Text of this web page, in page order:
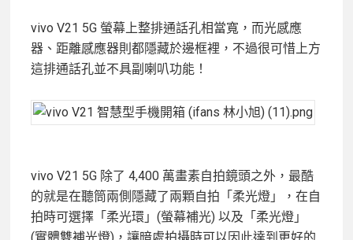
vivo V21 5G 螢幕上整排通話孔相當寬，而光感應
器、距離感應器則都隱藏於邊框裡，不過很可惜上方
這排通話孔並不具副喇叭功能！
vivo V21 5G 除了 4,400 萬畫素自拍鏡頭之外，最酷
的就是在聽筒兩側隱藏了兩顆自拍「柔光燈」，在自
拍時可選擇「柔光環」(螢幕補光) 以及「柔光燈」